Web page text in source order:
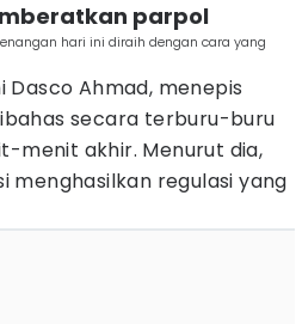
parpol
hari ini diraih dengan cara yang
Dasco Ahmad, menepis
secara terburu-buru
menit akhir. Menurut dia,
regulasi yang